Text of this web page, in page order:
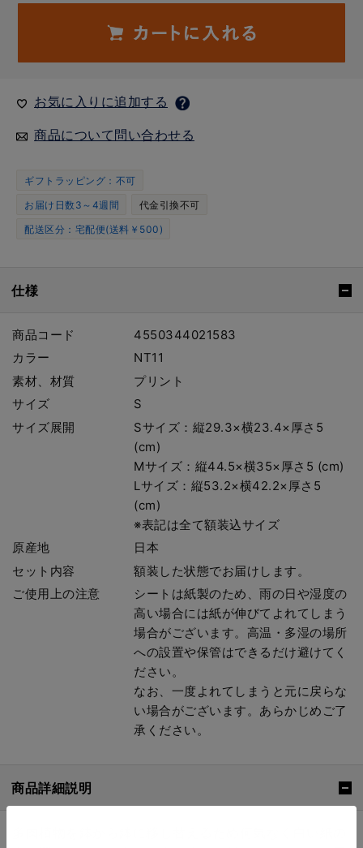
お気に入りに追加する
商品について問い合わせる
ギフトラッピング：不可
お届け日数3～4週間
代金引換不可
配送区分：宅配便(送料￥500)
仕様
商品コード
4550344021583
カラー
NT11
素材、材質
プリント
サイズ
S
サイズ展開
Sサイズ：縦29.3×横23.4×厚さ5
(cm)
Mサイズ：縦44.5×横35×厚さ5 (cm)
Lサイズ：縦53.2×横42.2×厚さ5
(cm)
※表記は全て額装込サイズ
原産地
日本
セット内容
額装した状態でお届けします。
ご使用上の注意
シートは紙製のため、雨の日や湿度の
高い場合には紙が伸びてよれてしまう
場合がございます。高温・多湿の場所
への設置や保管はできるだけ避けてく
ださい。
なお、一度よれてしまうと元に戻らな
い場合がございます。あらかじめご了
承ください。
商品詳細説明